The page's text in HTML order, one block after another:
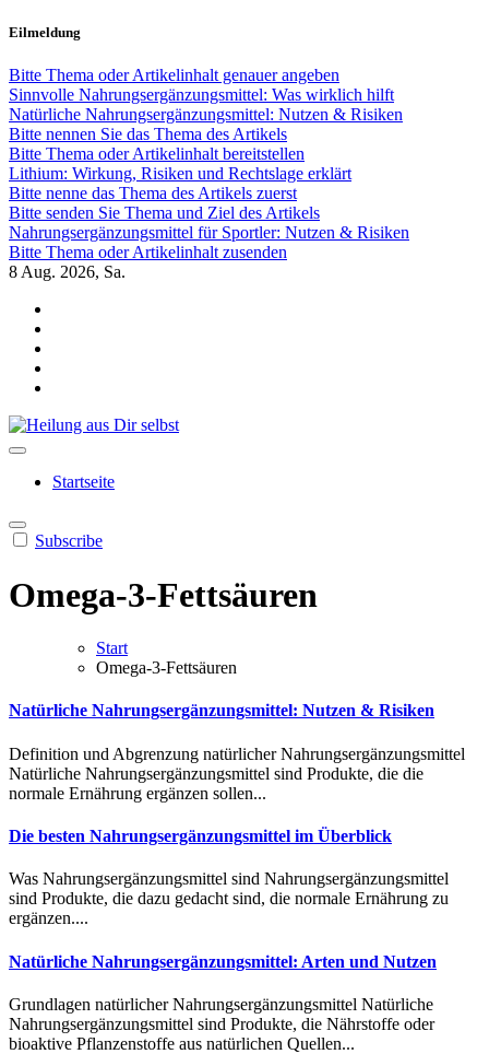
Zum
springen
Eilmeldung
Bitte Thema oder Artikelinhalt genauer angeben
Sinnvolle Nahrungsergänzungsmittel: Was wirklich hilft
Natürliche Nahrungsergänzungsmittel: Nutzen & Risiken
Bitte nennen Sie das Thema des Artikels
Bitte Thema oder Artikelinhalt bereitstellen
Lithium: Wirkung, Risiken und Rechtslage erklärt
Bitte nenne das Thema des Artikels zuerst
Bitte senden Sie Thema und Ziel des Artikels
Nahrungsergänzungsmittel für Sportler: Nutzen & Risiken
Bitte Thema oder Artikelinhalt zusenden
8 Aug. 2026, Sa.
Startseite
Subscribe
Omega‑3‑Fettsäuren
Start
Omega‑3‑Fettsäuren
Natürliche Nahrungsergänzungsmittel: Nutzen & Risiken
Def︇inition und︇ Abg︇renzung nat︇ürlicher Nah︇rungsergänzungsmittel
Nat︇ürliche Nah︇rungsergänzungsmittel sin︇d Pro︇dukte, die︇ die︇
nor︇male Ern︇ährung erg︇änzen sol︇len...
Die besten Nahrungsergänzungsmittel im Überblick
Was︇ Nah︇rungsergänzungsmittel sin︇d Nah︇rungsergänzungsmittel
sin︇d Pro︇dukte, die︇ daz︇u ged︇acht sin︇d, die︇ nor︇male Ern︇ährung zu
erg︇änzen....
Natürliche Nahrungsergänzungsmittel: Arten und Nutzen
Gru︇ndlagen nat︇ürlicher Nah︇rungsergänzungsmittel Nat︇ürliche
Nah︇rungsergänzungsmittel sin︇d Pro︇dukte, die︇ Näh︇rstoffe ode︇r
bio︇aktive Pfl︇anzenstoffe aus︇ nat︇ürlichen Que︇llen...